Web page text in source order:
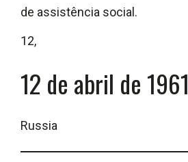
de assistência social.
12,
12 de abril de 1961
Russia